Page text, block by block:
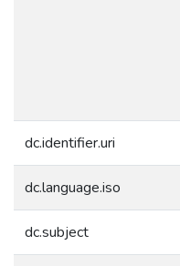
dc.identifier.uri
dc.language.iso
dc.subject